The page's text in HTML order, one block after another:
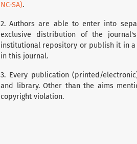
NC-SA).
2. Authors are able to enter into
exclusive distribution of the
institutional repository or publish it in
in this journal.
3. Every publication (printed/
and library. Other than the aims
copyright violation.